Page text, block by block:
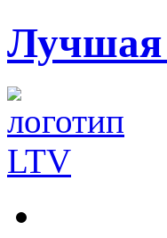
Лучшая